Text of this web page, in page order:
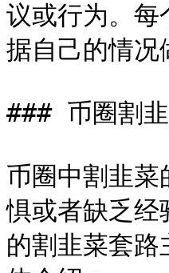
议或行为。每
据自己的情况
### 币圈割
币圈中割韭菜
惧或者缺乏经
的割韭菜套